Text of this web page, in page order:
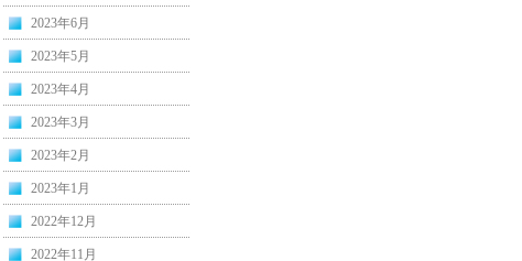
2023年6月
2023年5月
2023年4月
2023年3月
2023年2月
2023年1月
2022年12月
2022年11月